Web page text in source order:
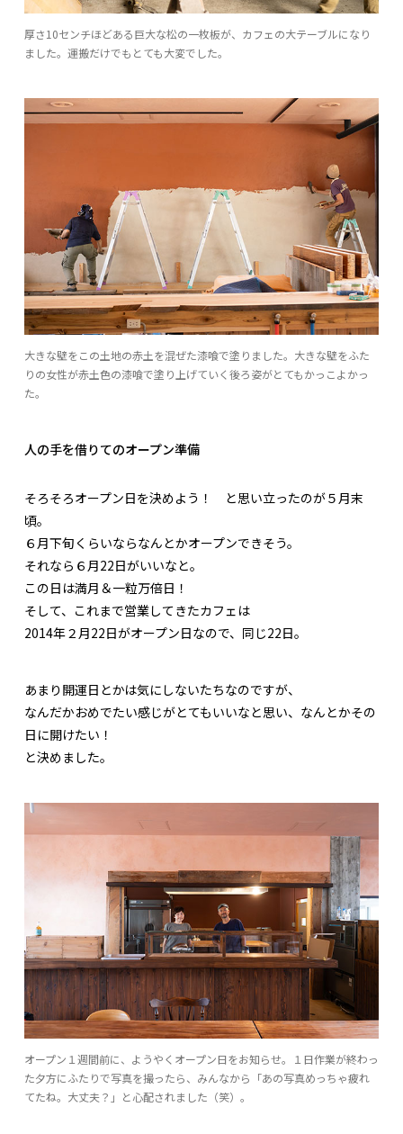
厚さ10センチほどある巨大な松の一枚板が、カフェの大テーブルになり
ました。運搬だけでもとても大変でした。
大きな壁をこの土地の赤土を混ぜた漆喰で塗りました。大きな壁をふた
りの女性が赤土色の漆喰で塗り上げていく後ろ姿がとてもかっこよかっ
た。
人の手を借りてのオープン準備
そろそろオープン日を決めよう！ と思い立ったのが５月末
頃。
６月下旬くらいならなんとかオープンできそう。
それなら６月22日がいいなと。
この日は満月＆一粒万倍日！
そして、これまで営業してきたカフェは
2014年２月22日がオープン日なので、同じ22日。
あまり開運日とかは気にしないたちなのですが、
なんだかおめでたい感じがとてもいいなと思い、なんとかその
日に開けたい！
と決めました。
オープン１週間前に、ようやくオープン日をお知らせ。１日作業が終わっ
た夕方にふたりで写真を撮ったら、みんなから「あの写真めっちゃ疲れ
てたね。大丈夫？」と心配されました（笑）。